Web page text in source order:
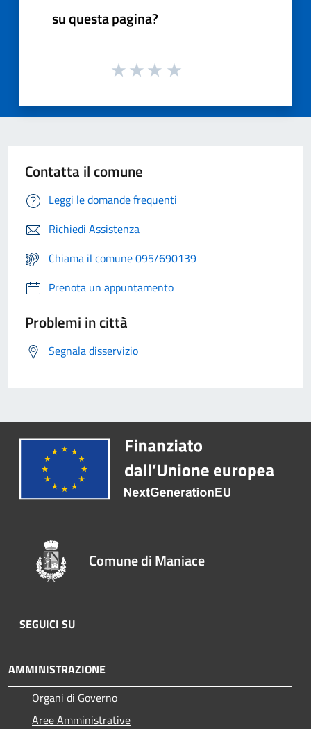
su questa pagina?
Contatta il comune
Leggi le domande frequenti
Richiedi Assistenza
Chiama il comune 095/690139
Prenota un appuntamento
Problemi in città
Segnala disservizio
Comune di Maniace
SEGUICI SU
AMMINISTRAZIONE
Organi di Governo
Aree Amministrative